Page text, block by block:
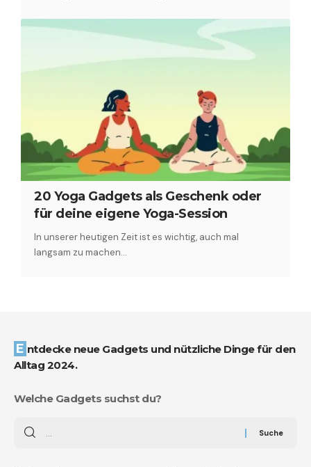
20 Yoga Gadgets als Geschenk oder
für deine eigene Yoga-Session
In unserer heutigen Zeit ist es wichtig, auch mal
langsam zu machen…
Entdecke neue Gadgets und nützliche Dinge für den
Alltag 2024.
Welche Gadgets suchst du?